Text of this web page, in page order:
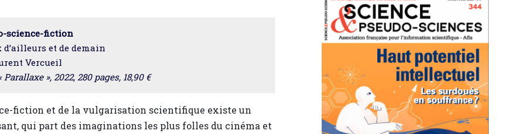
science-fiction
d’ailleurs et de demain
Vercueil
», 2022, 280 pages, 18,90 €
fiction et de la vulgarisation scientifique existe un
qui part des imaginations les plus folles du cinéma et